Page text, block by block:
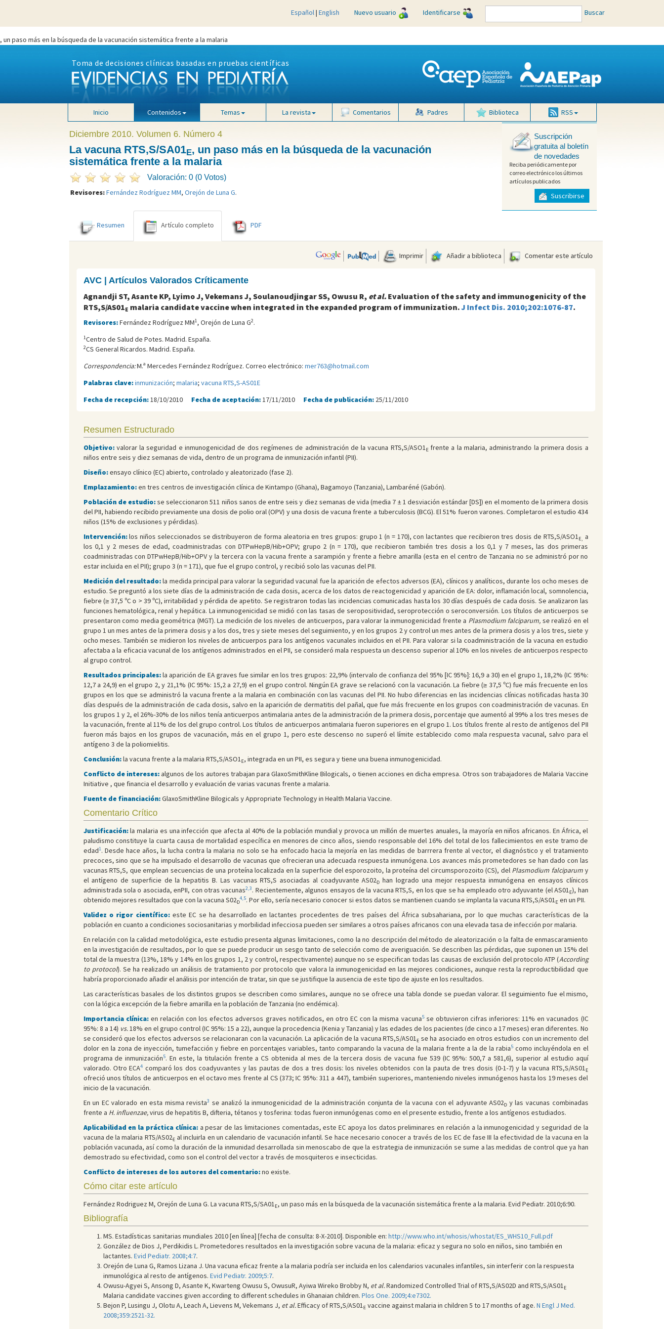
, un paso más en la búsqueda de la vacunación sistemática frente a la malaria
Español| English Nuevo usuario Identificarse Buscar
Toma de decisiones clínicas basadas en pruebas científicas
Inicio Contenidos Temas La revista Comentarios Padres Biblioteca RSS
Diciembre 2010. Volumen 6. Número 4
La vacuna RTS,S/SA01E, un paso más en la búsqueda de la vacunación
sistemática frente a la malaria
Valoración: 0 (0 Votos)
Revisores:Fernández Rodríguez MM, Orejón de Luna G.
Suscripción
gratuita al boletín
de novedades
Reciba periódicamente por
correo electrónico los últimos
artículos publicados
Suscribirse
Resumen Artículo completo PDF
Imprimir Añadir a biblioteca Comentar este artículo
AVC | Artículos Valorados Críticamente
Agnandji ST, Asante KP, Lyimo J, Vekemans J, Soulanoudjingar SS, Owusu R, et al.Evaluation of the safety and immunogenicity of the
RTS,S/AS01E malaria candidate vaccine when integrated in the expanded program of immunization. J Infect Dis. 2010;202:1076-87.
Revisores:Fernández Rodríguez MM1, Orejón de Luna G2.
1Centro de Salud de Potes. Madrid. España.
2CS General Ricardos. Madrid. España.
Correspondencia:M.ª Mercedes Fernández Rodríguez. Correo electrónico: mer763@hotmail.com
Palabras clave:inmunización; malaria; vacuna RTS,S-AS01E
Fecha de recepción:18/10/2010 Fecha de aceptación:17/11/2010 Fecha de publicación: 25/11/2010
Resumen Estructurado
Objetivo:valorar la seguridad e inmunogenicidad de dos regímenes de administración de la vacuna RTS,S/ASO1E frente a la malaria, administrando la primera dosis a
niños entre seis y diez semanas de vida, dentro de un programa de inmunización infantil (PII).
Diseño:ensayo clínico (EC) abierto, controlado y aleatorizado (fase 2).
Emplazamiento:en tres centros de investigación clínica de Kintampo (Ghana), Bagamoyo (Tanzania), Lambaréné (Gabón).
Población de estudio:se seleccionaron 511 niños sanos de entre seis y diez semanas de vida (media 7 ± 1 desviación estándar [DS]) en el momento de la primera dosis
del PII, habiendo recibido previamente una dosis de polio oral (OPV) y una dosis de vacuna frente a tuberculosis (BCG). El 51% fueron varones. Completaron el estudio 434
niños (15% de exclusiones y pérdidas).
Intervención:los niños seleccionados se distribuyeron de forma aleatoria en tres grupos: grupo 1 (n = 170), con lactantes que recibieron tres dosis de RTS,S/ASO1E, a
los 0,1 y 2 meses de edad, coadministradas con DTPwHepB/Hib+OPV; grupo 2 (n = 170), que recibieron también tres dosis a los 0,1 y 7 meses, las dos primeras
coadministradas con DTPwHepB/Hib+OPV y la tercera con la vacuna frente a sarampión y frente a fiebre amarilla (esta en el centro de Tanzania no se administró por no
estar incluida en el PII); grupo 3 (n = 171), que fue el grupo control, y recibió solo las vacunas del PII.
Medición del resultado:la medida principal para valorar la seguridad vacunal fue la aparición de efectos adversos (EA), clínicos y analíticos, durante los ocho meses de
estudio. Se preguntó a los siete días de la administración de cada dosis, acerca de los datos de reactogenicidad y aparición de EA: dolor, inflamación local, somnolencia,
fiebre (≥ 37,5 ºC o > 39 ºC), irritabilidad y pérdida de apetito. Se registraron todas las incidencias comunicadas hasta los 30 días después de cada dosis. Se analizaron las
funciones hematológica, renal y hepática. La inmunogenicidad se midió con las tasas de seropositividad, seroprotección o seroconversión. Los títulos de anticuerpos se
presentaron como media geométrica (MGT). La medición de los niveles de anticuerpos, para valorar la inmunogenicidad frente a Plasmodium falciparum, se realizó en el
grupo 1 un mes antes de la primera dosis y a los dos, tres y siete meses del seguimiento, y en los grupos 2 y control un mes antes de la primera dosis y a los tres, siete y
ocho meses. También se midieron los niveles de anticuerpos para los antígenos vacunales incluidos en el PII. Para valorar si la coadministración de la vacuna en estudio
afectaba a la eficacia vacunal de los antígenos administrados en el PII, se consideró mala respuesta un descenso superior al 10% en los niveles de anticuerpos respecto
al grupo control.
Resultados principales:la aparición de EA graves fue similar en los tres grupos: 22,9% (intervalo de confianza del 95% [IC 95%]: 16,9 a 30) en el grupo 1, 18,2% (IC 95%:
12,7 a 24,9) en el grupo 2, y 21,1% (IC 95%: 15,2 a 27,9) en el grupo control. Ningún EA grave se relacionó con la vacunación. La fiebre (≥ 37,5 ºC) fue más frecuente en los
grupos en los que se administró la vacuna frente a la malaria en combinación con las vacunas del PII. No hubo diferencias en las incidencias clínicas notificadas hasta 30
días después de la administración de cada dosis, salvo en la aparición de dermatitis del pañal, que fue más frecuente en los grupos con coadministración de vacunas. En
los grupos 1 y 2, el 26%-30% de los niños tenía anticuerpos antimalaria antes de la administración de la primera dosis, porcentaje que aumentó al 99% a los tres meses de
la vacunación, frente al 11% de los del grupo control. Los títulos de anticuerpos antimalaria fueron superiores en el grupo 1. Los títulos frente al resto de antígenos del PII
fueron más bajos en los grupos de vacunación, más en el grupo 1, pero este descenso no superó el límite establecido como mala respuesta vacunal, salvo para el
antígeno 3 de la poliomielitis.
Conclusión:la vacuna frente a la malaria RTS,S/ASO1E, integrada en un PII, es segura y tiene una buena inmunogenicidad.
Conflicto de intereses:algunos de los autores trabajan para GlaxoSmithKline Bilogicals, o tienen acciones en dicha empresa. Otros son trabajadores de Malaria Vaccine
Initiative , que financia el desarrollo y evaluación de varias vacunas frente a malaria.
Fuente de financiación:GlaxoSmithKline Bilogicals y Appropriate Technology in Health Malaria Vaccine.
Comentario Crítico
Justificación:la malaria es una infección que afecta al 40% de la población mundial y provoca un millón de muertes anuales, la mayoría en niños africanos. En África, el
paludismo constituye la cuarta causa de mortalidad específica en menores de cinco años, siendo responsable del 16% del total de los fallecimientos en este tramo de
edad1. Desde hace años, la lucha contra la malaria no solo se ha enfocado hacia la mejoría en las medidas de barrrera frente al vector, el diagnóstico y el tratamiento
precoces, sino que se ha impulsado el desarrollo de vacunas que ofrecieran una adecuada respuesta inmunógena. Los avances más prometedores se han dado con las
vacunas RTS,S, que emplean secuencias de una proteína localizada en la superficie del esporozoito, la proteína del circumsporozoito (CS), del Plasmodium falciparumy
el antígeno de superficie de la hepatitis B. Las vacunas RTS,S asociadas al coadyuvante AS02D han logrado una mejor respuesta inmunógena en ensayos clínicos
administrada sola o asociada, enPII, con otras vacunas2,3. Recientemente, algunos ensayos de la vacuna RTS,S, en los que se ha empleado otro adyuvante (el AS01E), han
obtenido mejores resultados que con la vacuna S02D
4,5. Por ello, sería necesario conocer si estos datos se mantienen cuando se implanta la vacuna RTS,S/AS01E en un PII.
Validez o rigor científico:este EC se ha desarrollado en lactantes procedentes de tres países del África subsahariana, por lo que muchas características de la
población en cuanto a condiciones sociosanitarias y morbilidad infecciosa pueden ser similares a otros países africanos con una elevada tasa de infección por malaria.
En relación con la calidad metodológica, este estudio presenta algunas limitaciones, como la no descripción del método de aleatorización o la falta de enmascaramiento
en la investigación de resultados, por lo que se puede producir un sesgo tanto de selección como de averiguación. Se describen las pérdidas, que suponen un 15% del
total de la muestra (13%, 18% y 14% en los grupos 1, 2 y control, respectivamente) aunque no se especifican todas las causas de exclusión del protocolo ATP (According
to protocol). Se ha realizado un análisis de tratamiento por protocolo que valora la inmunogenicidad en las mejores condiciones, aunque resta la reproductibilidad que
habría proporcionado añadir el análisis por intención de tratar, sin que se justifique la ausencia de este tipo de ajuste en los resultados.
Las características basales de los distintos grupos se describen como similares, aunque no se ofrece una tabla donde se puedan valorar. El seguimiento fue el mismo,
con la lógica excepción de la fiebre amarilla en la población de Tanzania (no endémica).
Importancia clínica:en relación con los efectos adversos graves notificados, en otro EC con la misma vacuna5se obtuvieron cifras inferiores: 11% en vacunados (IC
95%: 8 a 14) vs.18% en el grupo control (IC 95%: 15 a 22), aunque la procedencia (Kenia y Tanzania) y las edades de los pacientes (de cinco a 17 meses) eran diferentes. No
se consideró que los efectos adversos se relacionaran con la vacunación. La aplicación de la vacuna RTS,S/AS01E se ha asociado en otros estudios con un incremento del
dolor en la zona de inyección, tumefacción y fiebre en porcentajes variables, tanto comparando la vacuna de la malaria frente a la de la rabia5 como incluyéndola en el
programa de inmunización5. En este, la titulación frente a CS obtenida al mes de la tercera dosis de vacuna fue 539 (IC 95%: 500,7 a 581,6), superior al estudio aquí
valorado. Otro ECA4 comparó los dos coadyuvantes y las pautas de dos a tres dosis: los niveles obtenidos con la pauta de tres dosis (0-1-7) y la vacuna RTS,S/AS01E
ofreció unos títulos de anticuerpos en el octavo mes frente al CS (373; IC 95%: 311 a 447), también superiores, manteniendo niveles inmunógenos hasta los 19 meses del
inicio de la vacunación.
En un EC valorado en esta misma revista3 se analizó la inmunogenicidad de la administración conjunta de la vacuna con el adyuvante AS02D y las vacunas combinadas
frente a H. influenzae,virus de hepatitis B, difteria, tétanos y tosferina: todas fueron inmunógenas como en el presente estudio, frente a los antígenos estudiados.
Aplicabilidad en la práctica clínica:a pesar de las limitaciones comentadas, este EC apoya los datos preliminares en relación a la inmunogenicidad y seguridad de la
vacuna de la malaria RTS/AS02E al incluirla en un calendario de vacunación infantil. Se hace necesario conocer a través de los EC de fase III la efectividad de la vacuna en la
población vacunada, así como la duración de la inmunidad desarrollada sin menoscabo de que la estrategia de inmunización se sume a las medidas de control que ya han
demostrado su efectividad, como son el control del vector a través de mosquiteros e insecticidas.
Conflicto de intereses de los autores del comentario:no existe.
Cómo citar este artículo
Fernández Rodriguez M, Orejón de Luna G. La vacuna RTS,S/SA01E, un paso más en la búsqueda de la vacunación sistemática frente a la malaria. Evid Pediatr. 2010;6:90.
Bibliografía
MS. Estadísticas sanitarias mundiales 2010 [en línea] [fecha de consulta: 8-X-2010]. Disponible en: http://www.who.int/whosis/whostat/ES_WHS10_Full.pdf
González de Dios J, Perdikidis L. Prometedores resultados en la investigación sobre vacuna de la malaria: eficaz y segura no solo en niños, sino también en
lactantes. Evid Pediatr. 2008;4:7.
Orejón de Luna G, Ramos Lizana J. Una vacuna eficaz frente a la malaria podría ser incluida en los calendarios vacunales infantiles, sin interferir con la respuesta
inmunológica al resto de antígenos. Evid Pediatr. 2009;5:7.
Owusu-Agyei S, Ansong D, Asante K, Kwarteng Owusu S, OwusuR, Ayiwa Wireko Brobby N, et al.Randomized Controlled Trial of RTS,S/AS02D and RTS,S/AS01E
Malaria candidate vaccines given according to different schedules in Ghanaian children. Plos One. 2009;4:e7302.
Bejon P, Lusingu J, Olotu A, Leach A, Lievens M, Vekemans J, et al.Efficacy of RTS,S/AS01E vaccine against malaria in children 5 to 17 months of age. N Engl J Med.
2008;359:2521-32.